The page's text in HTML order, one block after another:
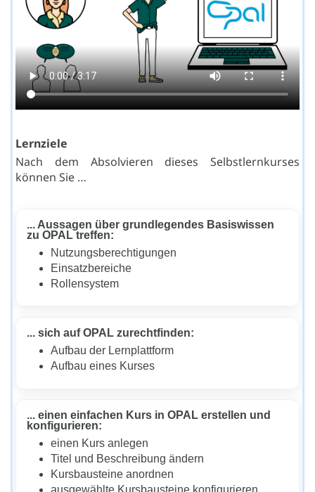
Lernziele
Nach dem Absolvieren dieses Selbstlernkurses
können Sie …
... Aussagen über grundlegendes Basiswissen
zu OPAL treffen:
Nutzungsberechtigungen
Einsatzbereiche
Rollensystem
... sich auf OPAL zurechtfinden:
Aufbau der Lernplattform
Aufbau eines Kurses
... einen einfachen Kurs in OPAL erstellen und
konfigurieren:
einen Kurs anlegen
Titel und Beschreibung ändern
Kursbausteine anordnen
ausgewählte Kursbausteine konfigurieren